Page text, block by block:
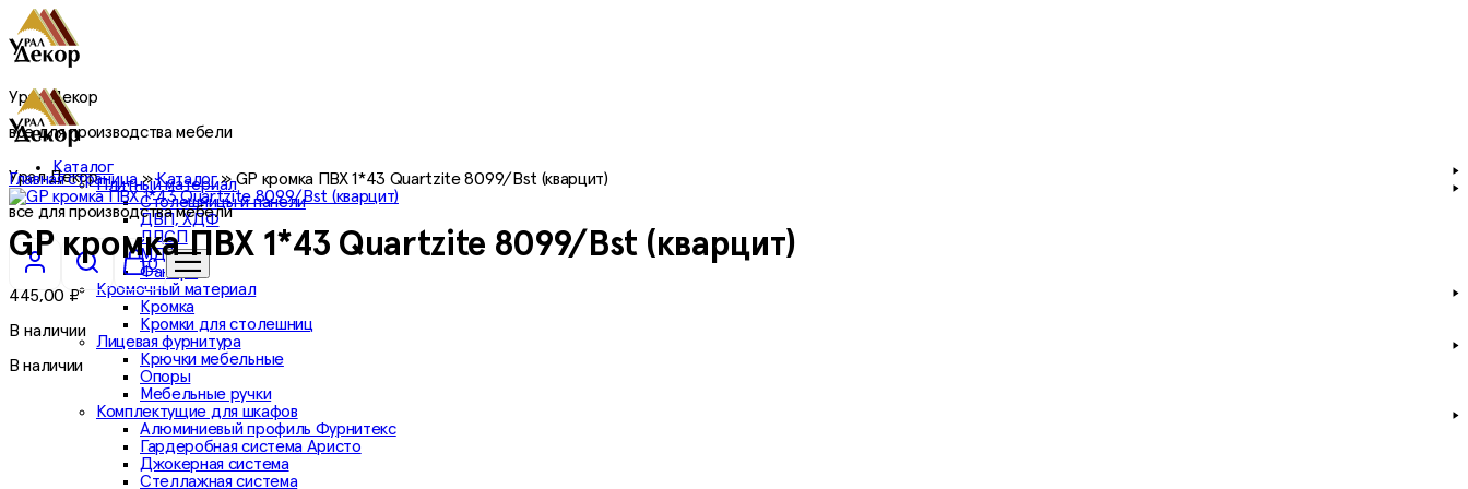
Урал Декор
все для производства мебели
Каталог
Плитный материал
Столешницы и панели
ДВП, ХДФ
ЛДСП
МДФ
Фанера
Кромочный материал
Кромка
Кромки для столешниц
Лицевая фурнитура
Крючки мебельные
Опоры
Мебельные ручки
Комплектущие для шкафов
Алюминиевый профиль Фурнитекс
Гардеробная система Аристо
Джокерная система
Стеллажная система
Урал Декор
все для производства мебели
0
Главная страница»Каталог»GP кромка ПВХ 1*43 Quartzite 8099/Bst (кварцит)
GP кромка ПВХ 1*43 Quartzite 8099/Bst (кварцит)
445,00 ₽
В наличии
В наличии